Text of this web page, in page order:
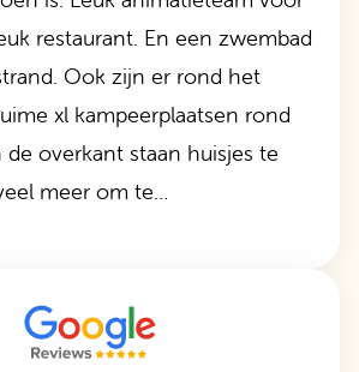
restaurant. En een zwembad
Ook zijn er rond het
xl kampeerplaatsen rond
de overkant staan huisjes te
meer om te…